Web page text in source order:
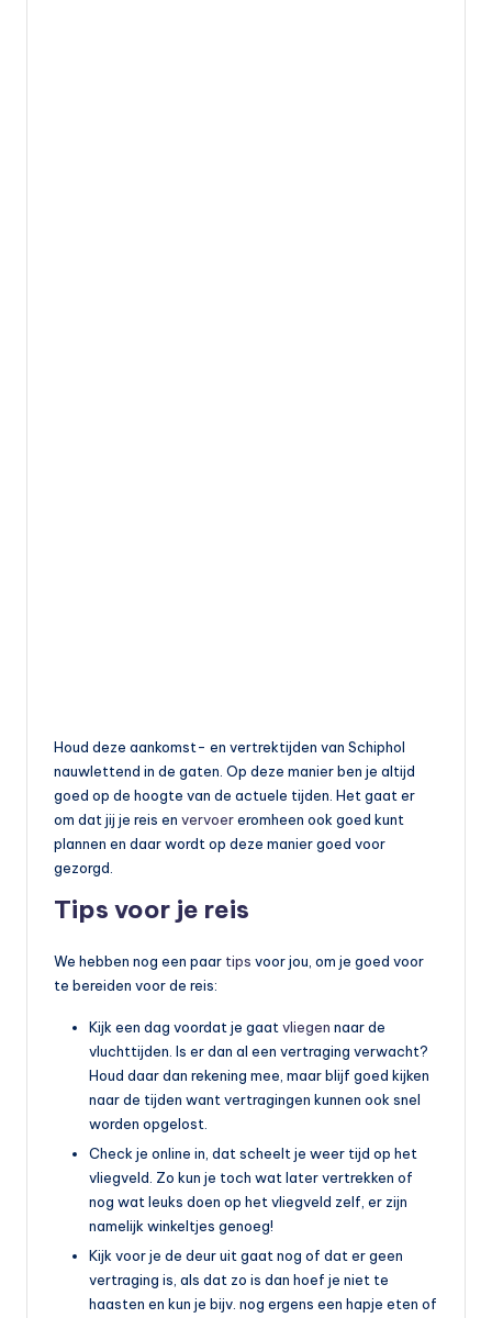
Houd deze aankomst- en vertrektijden van Schiphol
nauwlettend in de gaten. Op deze manier ben je altijd
goed op de hoogte van de actuele tijden. Het gaat er
om dat jij je reis en vervoereromheen ook goed kunt
plannen en daar wordt op deze manier goed voor
gezorgd.
Tips voor je reis
We hebben nog een paar tips voor jou, om je goed voor
te bereiden voor de reis:
Kijk een dag voordat je gaat vliegen naar de
vluchttijden. Is er dan al een vertraging verwacht?
Houd daar dan rekening mee, maar blijf goed kijken
naar de tijden want vertragingen kunnen ook snel
worden opgelost.
Check je online in, dat scheelt je weer tijd op het
vliegveld. Zo kun je toch wat later vertrekken of
nog wat leuks doen op het vliegveld zelf, er zijn
namelijk winkeltjes genoeg!
Kijk voor je de deur uit gaat nog of dat er geen
vertraging is, als dat zo is dan hoef je niet te
haasten en kun je bijv. nog ergens een hapje eten of